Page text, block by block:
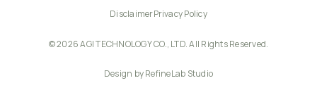
DisclaimerPrivacy Policy
© 2026 AGI TECHNOLOGY CO., LTD. All Rights Reserved.
Design by RefineLab Studio